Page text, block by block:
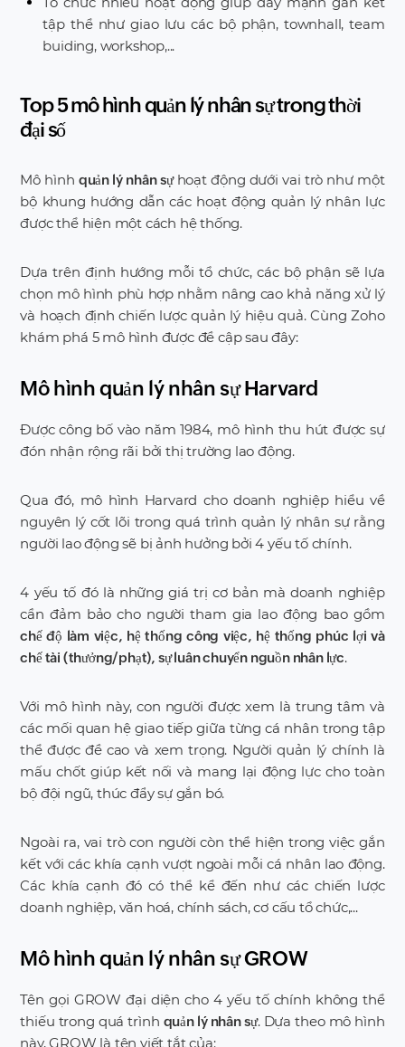
tập thể như giao lưu các bộ phận, townhall, team
buiding, workshop,...
Top 5 mô hình quản lý nhân sự trong thời
đại số
Mô hình quản lý nhân sựhoạt động dưới vai trò như một
bộ khung hướng dẫn các hoạt động quản lý nhân lực
được thể hiện một cách hệ thống.
Dựa trên định hướng mỗi tổ chức, các bộ phận sẽ lựa
chọn mô hình phù hợp nhằm nâng cao khả năng xử lý
và hoạch định chiến lược quản lý hiệu quả. Cùng Zoho
khám phá 5 mô hình được đề cập sau đây:
Mô hình quản lý nhân sự Harvard
Được công bố vào năm 1984, mô hình thu hút được sự
đón nhận rộng rãi bởi thị trường lao động.
Qua đó, mô hình Harvard cho doanh nghiệp hiểu về
nguyên lý cốt lõi trong quá trình quản lý nhân sự rằng
người lao động sẽ bị ảnh hưởng bởi 4 yếu tố chính.
4 yếu tố đó là những giá trị cơ bản mà doanh nghiệp
cần đảm bảo cho người tham gia lao động bao gồm
chế độ làm việc, hệ thống công việc, hệ thống phúc lợi và
chế tài (thưởng/phạt), sự luân chuyển nguồn nhân lực.
Với mô hình này, con người được xem là trung tâm và
các mối quan hệ giao tiếp giữa từng cá nhân trong tập
thể được đề cao và xem trọng. Người quản lý chính là
mấu chốt giúp kết nối và mang lại động lực cho toàn
bộ đội ngũ, thúc đẩy sự gắn bó.
Ngoài ra, vai trò con người còn thể hiện trong việc gắn
kết với các khía cạnh vượt ngoài mỗi cá nhân lao động.
Các khía cạnh đó có thể kể đến như các chiến lược
doanh nghiệp, văn hoá, chính sách, cơ cấu tổ chức,...
Mô hình quản lý nhân sự GROW
Tên gọi GROW đại diện cho 4 yếu tố chính không thể
thiếu trong quá trình quản lý nhân sự. Dựa theo mô hình
này, GROW là tên viết tắt của: